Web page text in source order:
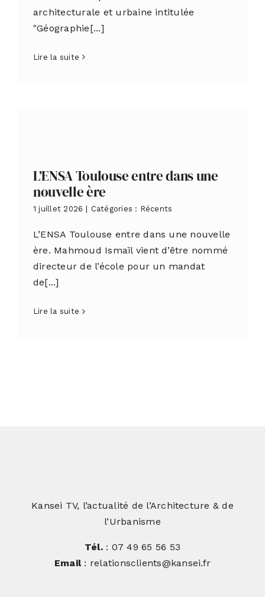
architecturale et urbaine intitulée
"Géographie[...]
Lire la suite
L’ENSA Toulouse entre dans une
nouvelle ère
1 juillet 2026 Catégories : Récents
L’ENSA Toulouse entre dans une nouvelle
ère. Mahmoud Ismaïl vient d’être nommé
directeur de l’école pour un mandat
de[...]
Lire la suite
Kansei TV, l’actualité de l’Architecture & de
l’Urbanisme
Tél.: 07 49 65 56 53
Email: relationsclients@kansei.fr